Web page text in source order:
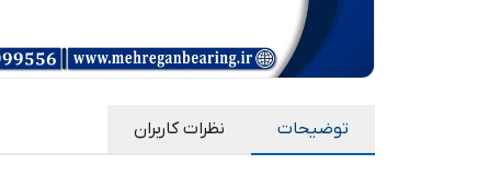
توضیحات نظرات کاربران